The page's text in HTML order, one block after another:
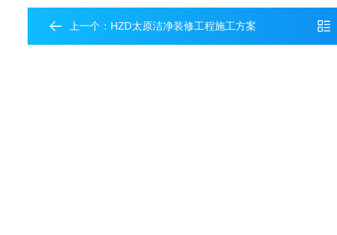
上一个： HZD太原洁净装修工程施工方案